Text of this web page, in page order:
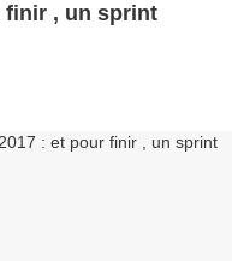
finir , un sprint